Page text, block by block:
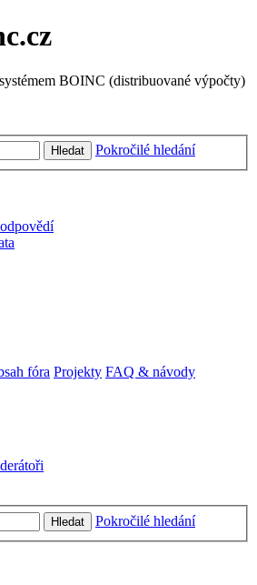
BOINC (distribuované výpočty)
Hledat Pokročilé hledání
fóra Projekty FAQ & návody
Hledat
Pokročilé hledání